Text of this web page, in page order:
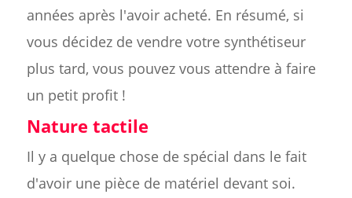
années après l'avoir acheté. En résumé, si
vous décidez de vendre votre synthétiseur
plus tard, vous pouvez vous attendre à faire
un petit profit !
Nature tactile
Il y a quelque chose de spécial dans le fait
d'avoir une pièce de matériel devant soi.